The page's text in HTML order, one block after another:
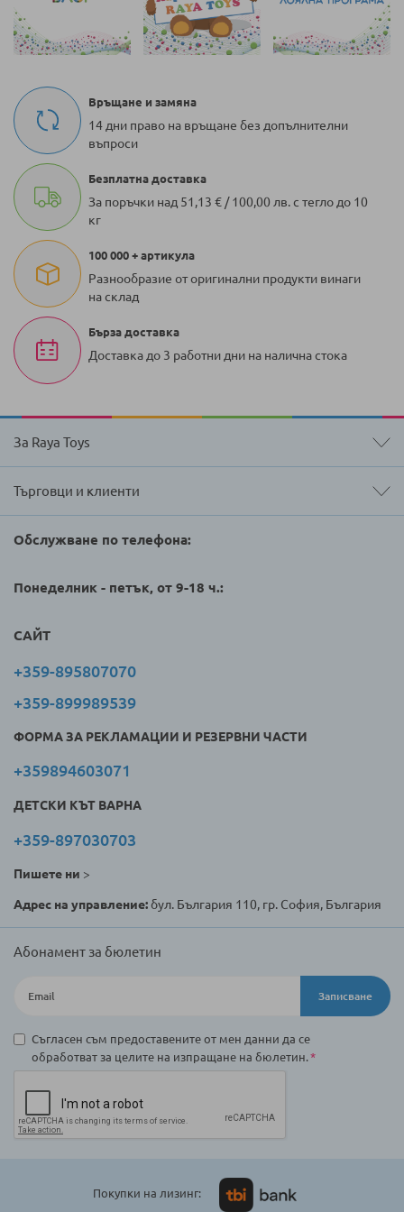
Връщане и замяна
14 дни право на връщане без допълнителни
въпроси
Безплатна доставка
За поръчки над 51,13 € / 100,00 лв. с тегло до 10
кг
100 000 + артикула
Разнообразие от оригинални продукти винаги
на склад
Бърза доставка
Доставка до 3 работни дни на налична стока
За Raya Toys
Търговци и клиенти
Обслужване по телефона:
Понеделник - петък, от 9-18 ч.:
САЙТ
+359-895807070
+359-899989539
ФОРМА ЗА РЕКЛАМАЦИИ И РЕЗЕРВНИ ЧАСТИ
+359894603071
ДЕТСКИ КЪТ ВАРНА
+359-897030703
Пишете ни >
Адрес на управление:бул. България 110, гр. София, България
Абонамент за бюлетин
Записване
Съгласен съм предоставените от мен данни да се
обработват за целите на изпращане на бюлетин.
Покупки на лизинг: